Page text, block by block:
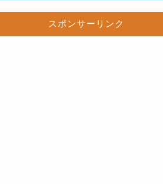
スポンサーリンク